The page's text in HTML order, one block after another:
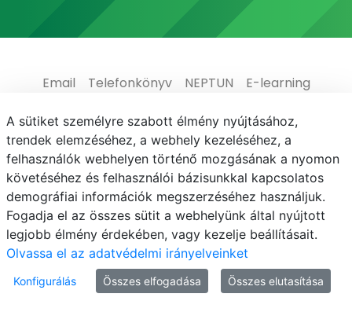
Email Telefonkönyv NEPTUN
E-learning
Médiaközpont
Informatikai Igazgatóság
Adatvédelem
© MATE 2021
A sütiket személyre szabott élmény nyújtásához,
trendek elemzéséhez, a webhely kezeléséhez, a
felhasználók webhelyen történő mozgásának a nyomon
követéséhez és felhasználói bázisunkkal kapcsolatos
demográfiai információk megszerzéséhez használjuk.
Fogadja el az összes sütit a webhelyünk által nyújtott
legjobb élmény érdekében, vagy kezelje beállításait.
Olvassa el az adatvédelmi irányelveinket
Konfigurálás Összes elfogadása Összes elutasítása